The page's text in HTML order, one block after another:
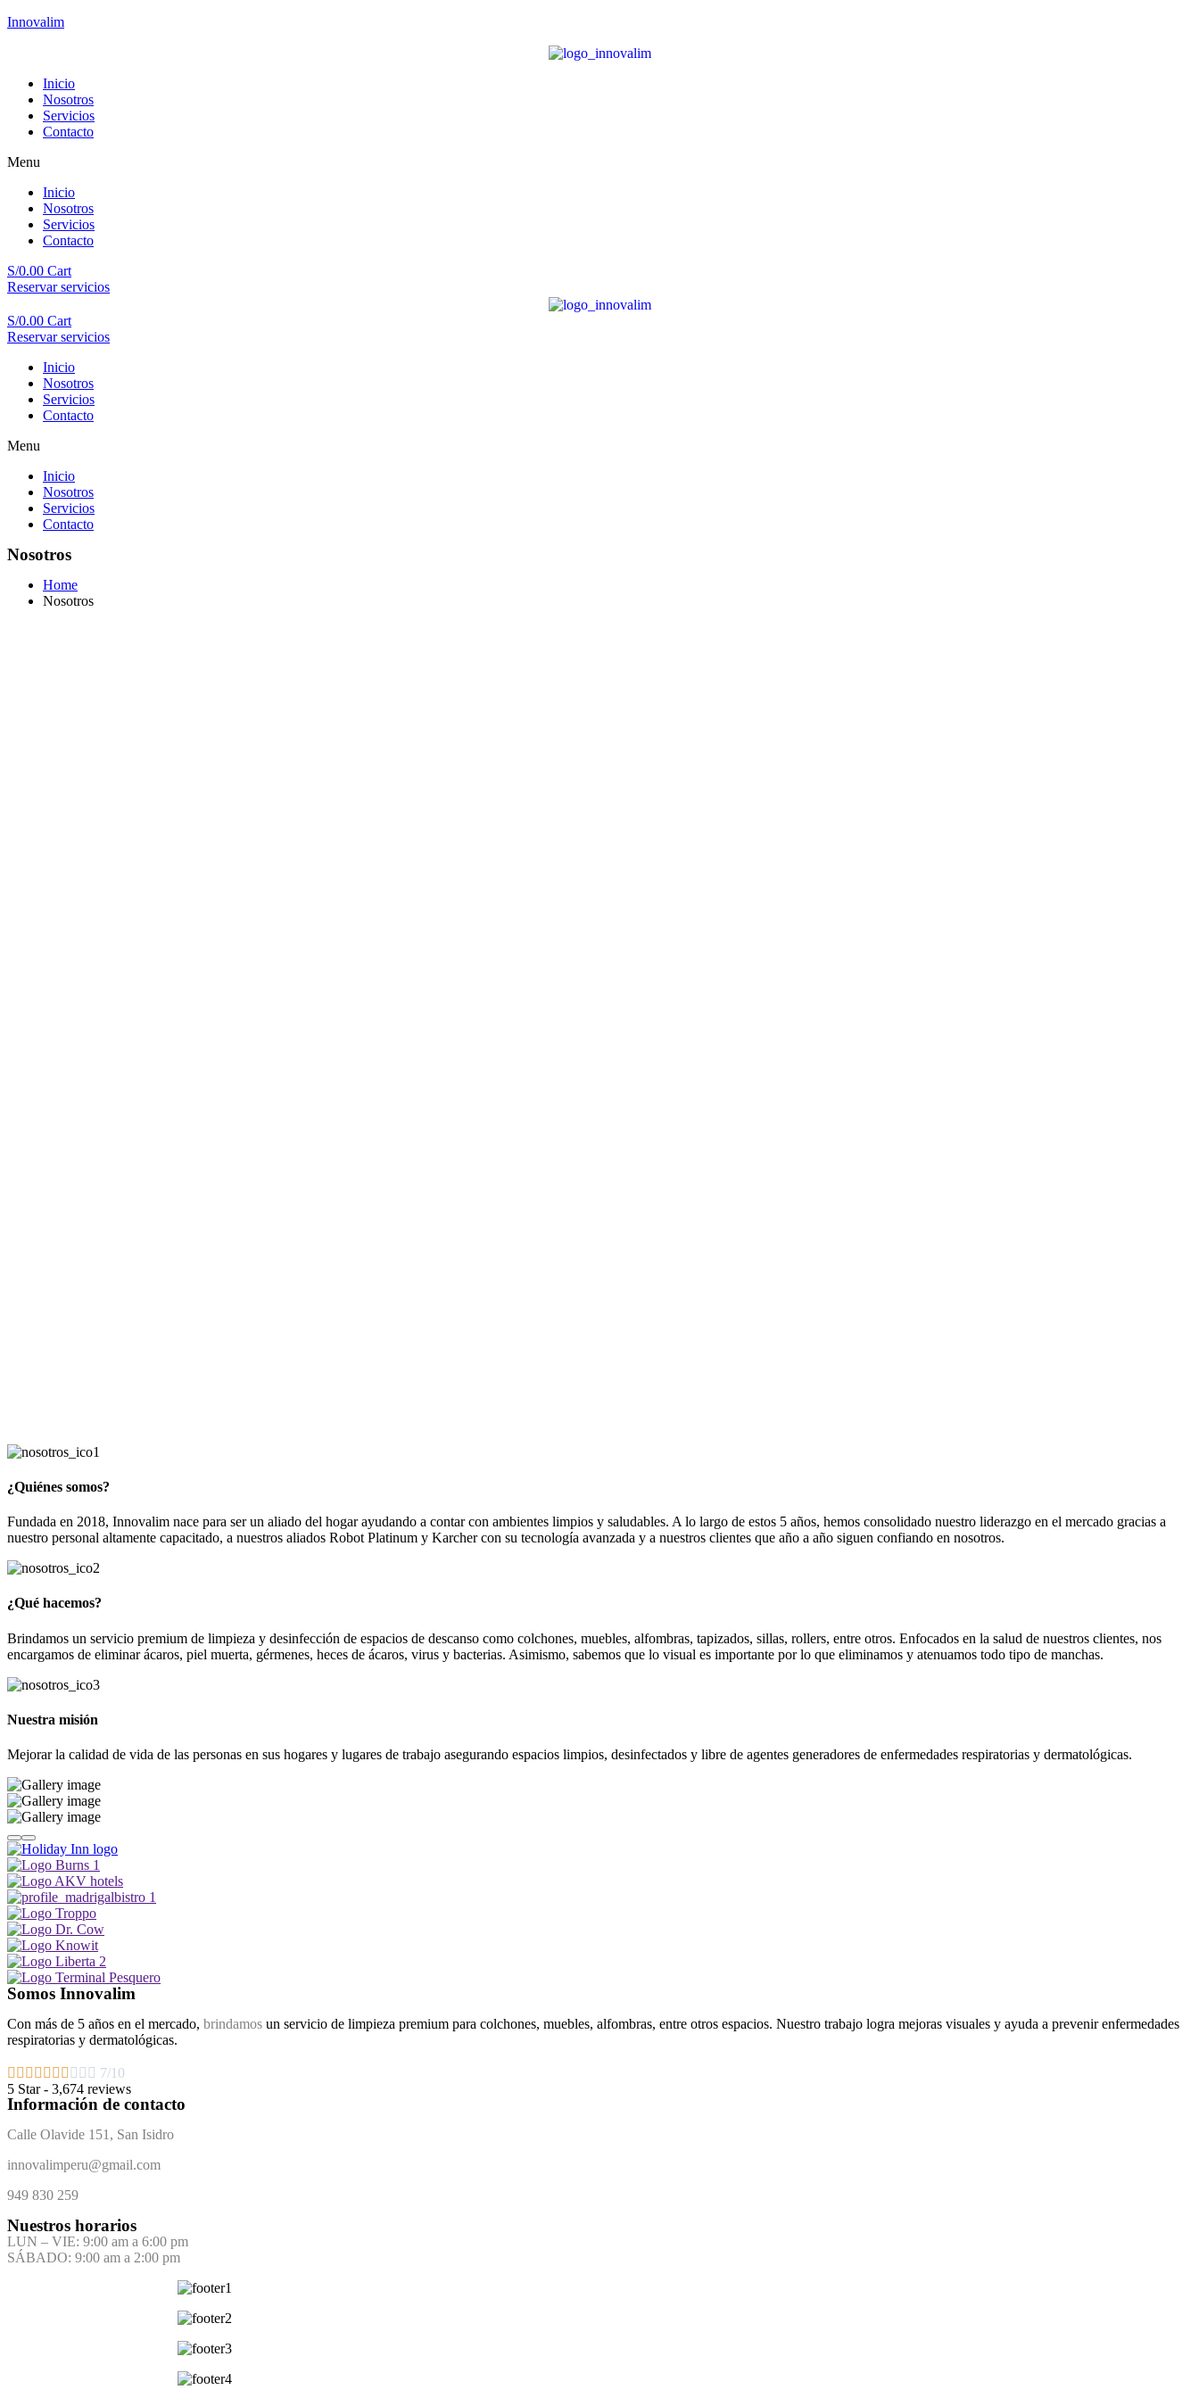
Innovalim
Inicio
Nosotros
Servicios
Contacto
Menu
Inicio
Nosotros
Servicios
Contacto
S/0.00 Cart
Reservar servicios
S/0.00 Cart
Reservar servicios
Inicio
Nosotros
Servicios
Contacto
Menu
Inicio
Nosotros
Servicios
Contacto
Nosotros
Home
Nosotros
¿Quiénes somos?
Fundada en 2018, Innovalim nace para ser un aliado del hogar ayudando a contar con ambientes limpios y saludables. A lo largo de estos 5 años, hemos consolidado nuestro liderazgo en el mercado gracias a
nuestro personal altamente capacitado, a nuestros aliados Robot Platinum y Karcher con su tecnología avanzada y a nuestros clientes que año a año siguen confiando en nosotros.
¿Qué hacemos?
Brindamos un servicio premium de limpieza y desinfección de espacios de descanso como colchones, muebles, alfombras, tapizados, sillas, rollers, entre otros. Enfocados en la salud de nuestros clientes, nos
encargamos de eliminar ácaros, piel muerta, gérmenes, heces de ácaros, virus y bacterias. Asimismo, sabemos que lo visual es importante por lo que eliminamos y atenuamos todo tipo de manchas.
Nuestra misión
Mejorar la calidad de vida de las personas en sus hogares y lugares de trabajo asegurando espacios limpios, desinfectados y libre de agentes generadores de enfermedades respiratorias y dermatológicas.
Somos Innovalim
Con más de 5 años en el mercado, brindamos un servicio de limpieza premium para colchones, muebles, alfombras, entre otros espacios. Nuestro trabajo logra mejoras visuales y ayuda a prevenir enfermedades
respiratorias y dermatológicas.
          7/10
5 Star - 3,674 reviews
Información de contacto
Calle Olavide 151, San Isidro
innovalimperu@gmail.com
949 830 259
Nuestros horarios
LUN – VIE: 9:00 am a 6:00 pm
SÁBADO: 9:00 am a 2:00 pm